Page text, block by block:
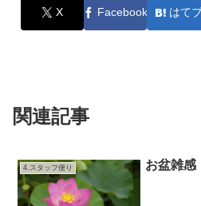
X Facebook はて
関連記事
4.スタッフ便り お盆雑感